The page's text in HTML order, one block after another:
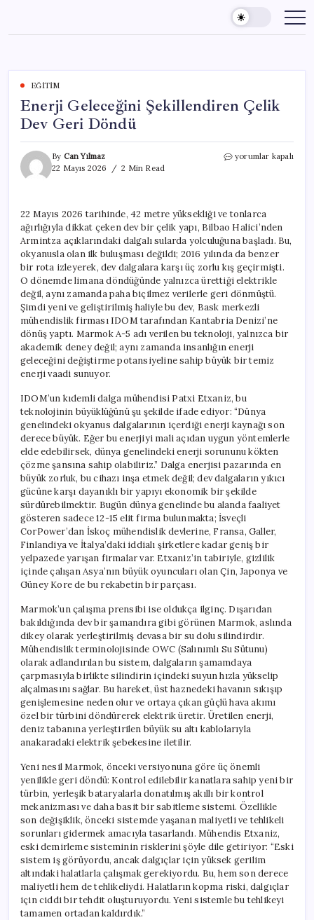
content
EĞITIM
Enerji Geleceğini Şekillendiren Çelik
Dev Geri Döndü
By Can Yılmaz
22 Mayıs 2026
2 Min Read
Enerji
Geri
Döndü
için
yorumlar kapalı
22 Mayıs 2026 tarihinde, 42 metre yüksekliği ve tonlarca
ağırlığıyla dikkat çeken dev bir çelik yapı, Bilbao Halici’nden
Armintza açıklarındaki dalgalı sularda yolculuğuna başladı. Bu,
okyanusla olan ilk buluşması değildi; 2016 yılında da benzer
bir rota izleyerek, dev dalgalara karşı üç zorlu kış geçirmişti.
O dönemde limana döndüğünde yalnızca ürettiği elektrikle
değil, aynı zamanda paha biçilmez verilerle geri dönmüştü.
Şimdi yeni ve geliştirilmiş haliyle bu dev, Bask merkezli
mühendislik firması IDOM tarafından Kantabria Denizi’ne
dönüş yaptı. Marmok A-5 adı verilen bu teknoloji, yalnızca bir
akademik deney değil; aynı zamanda insanlığın enerji
geleceğini değiştirme potansiyeline sahip büyük bir temiz
enerji vaadi sunuyor.
IDOM’un kıdemli dalga mühendisi Patxi Etxaniz, bu
teknolojinin büyüklüğünü şu şekilde ifade ediyor: “Dünya
genelindeki okyanus dalgalarının içerdiği enerji kaynağı son
derece büyük. Eğer bu enerjiyi mali açıdan uygun yöntemlerle
elde edebilirsek, dünya genelindeki enerji sorununu kökten
çözme şansına sahip olabiliriz.” Dalga enerjisi pazarında en
büyük zorluk, bu cihazı inşa etmek değil; dev dalgaların yıkıcı
gücüne karşı dayanıklı bir yapıyı ekonomik bir şekilde
sürdürebilmektir. Bugün dünya genelinde bu alanda faaliyet
gösteren sadece 12-15 elit firma bulunmakta; İsveçli
CorPower’dan İskoç mühendislik devlerine, Fransa, Galler,
Finlandiya ve İtalya’daki iddialı şirketlere kadar geniş bir
yelpazede yarışan firmalar var. Etxaniz’in tabiriyle, gizlilik
içinde çalışan Asya’nın büyük oyuncuları olan Çin, Japonya ve
Güney Kore de bu rekabetin bir parçası.
Marmok’un çalışma prensibi ise oldukça ilginç. Dışarıdan
bakıldığında dev bir şamandıra gibi görünen Marmok, aslında
dikey olarak yerleştirilmiş devasa bir su dolu silindirdir.
Mühendislik terminolojisinde OWC (Salınımlı Su Sütunu)
olarak adlandırılan bu sistem, dalgaların şamamdaya
çarpmasıyla birlikte silindirin içindeki suyun hızla yükselip
alçalmasını sağlar. Bu hareket, üst haznedeki havanın sıkışıp
genişlemesine neden olur ve ortaya çıkan güçlü hava akımı
özel bir türbini döndürerek elektrik üretir. Üretilen enerji,
deniz tabanına yerleştirilen büyük su altı kablolarıyla
anakaradaki elektrik şebekesine iletilir.
Yeni nesil Marmok, önceki versiyonuna göre üç önemli
yenilikle geri döndü: Kontrol edilebilir kanatlara sahip yeni bir
türbin, yerleşik bataryalarla donatılmış akıllı bir kontrol
mekanizması ve daha basit bir sabitleme sistemi. Özellikle
son değişiklik, önceki sistemde yaşanan maliyetli ve tehlikeli
sorunları gidermek amacıyla tasarlandı. Mühendis Etxaniz,
eski demirleme sisteminin risklerini şöyle dile getiriyor: “Eski
sistem iş görüyordu, ancak dalgıçlar için yüksek gerilim
altındaki halatlarla çalışmak gerekiyordu. Bu, hem son derece
maliyetli hem de tehlikeliydi. Halatların kopma riski, dalgıçlar
için ciddi bir tehdit oluşturuyordu. Yeni sistemle bu tehlikeyi
tamamen ortadan kaldırdık.”